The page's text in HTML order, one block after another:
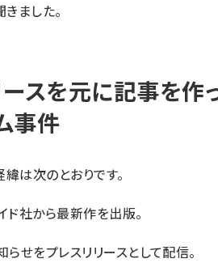
ました。
スを元に記事を作
事件
は次のとおりです。
ド社から最新作を出版。
せをプレスリリースとして配信。